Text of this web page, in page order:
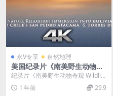
永V专享 自然地理
美国纪录片《南美野生动物奇
观/南美野生动物 Wildlife Wo
nders of South America》
无对白 有水印 4K超清/MP4/
纪录片《南美野生动物奇观 Wildlife
Wonders of South A...
1 年前 29.9